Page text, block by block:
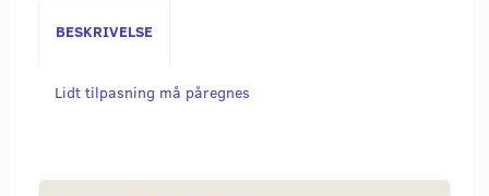
BESKRIVELSE
Lidt tilpasning må påregnes